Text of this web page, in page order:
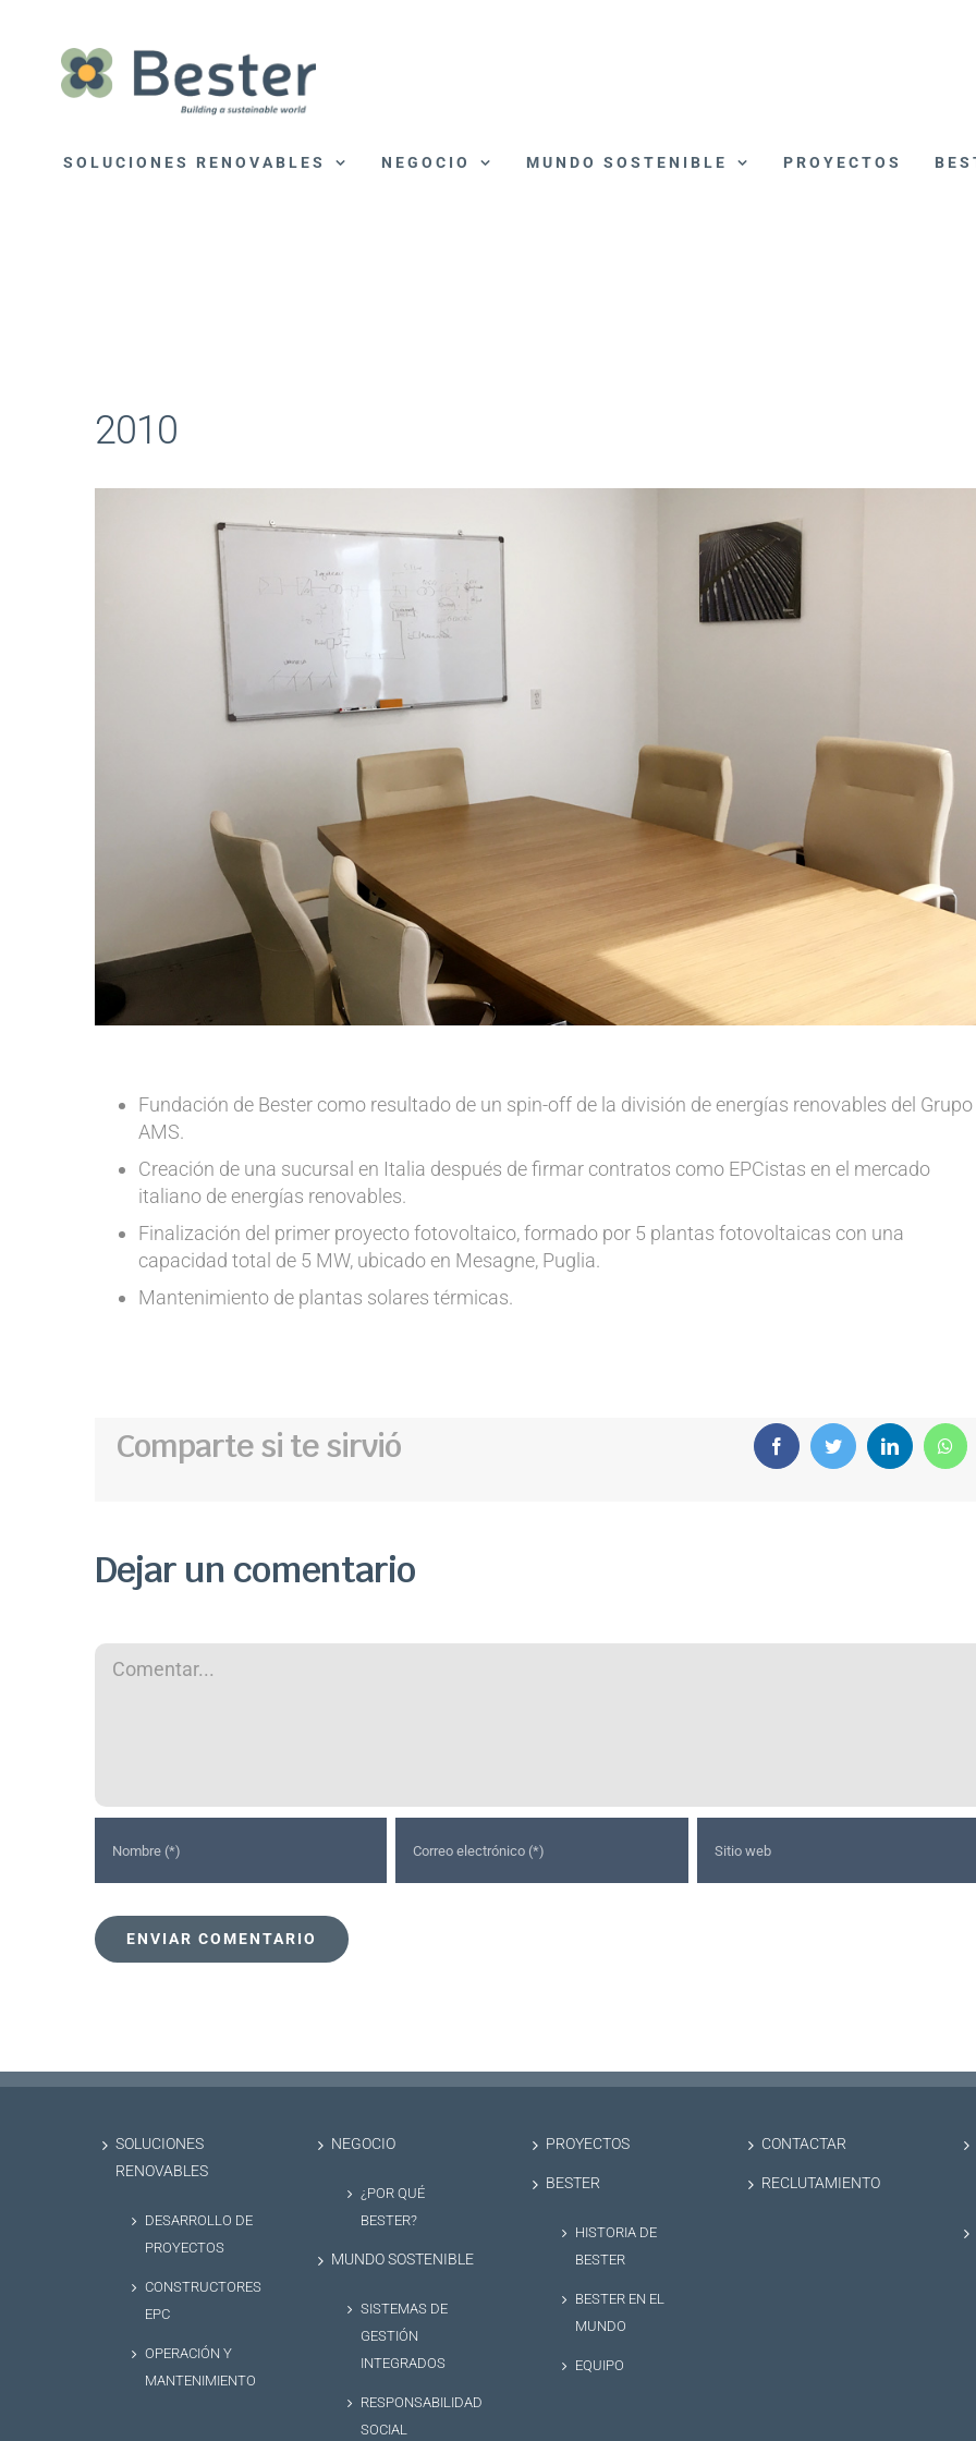
contenido
SOLUCIONES RENOVABLES NEGOCIO MUNDO SOSTENIBLE PROYECTOS
2010
Fundación de Bester como resultado de un spin-off de la división de energías renovables del Grupo
AMS.
Creación de una sucursal en Italia después de firmar contratos como EPCistas en el mercado
italiano de energías renovables.
Finalización del primer proyecto fotovoltaico, formado por 5 plantas fotovoltaicas con una
capacidad total de 5 MW, ubicado en Mesagne, Puglia.
Mantenimiento de plantas solares térmicas.
Comparte si te sirvió FacebookTwitter LinkedIn
Dejar un comentario
Comentar
SOLUCIONES
RENOVABLES
DESARROLLO DE
PROYECTOS
CONSTRUCTORES
EPC
OPERACIÓN Y
MANTENIMIENTO
NEGOCIO
¿POR QUÉ
BESTER?
MUNDO SOSTENIBLE
SISTEMAS DE
GESTIÓN
INTEGRADOS
RESPONSABILIDAD
SOCIAL
PROYECTOS
BESTER
HISTORIA DE
BESTER
BESTER EN EL
MUNDO
EQUIPO
CONTACTAR
RECLUTAMIENTO